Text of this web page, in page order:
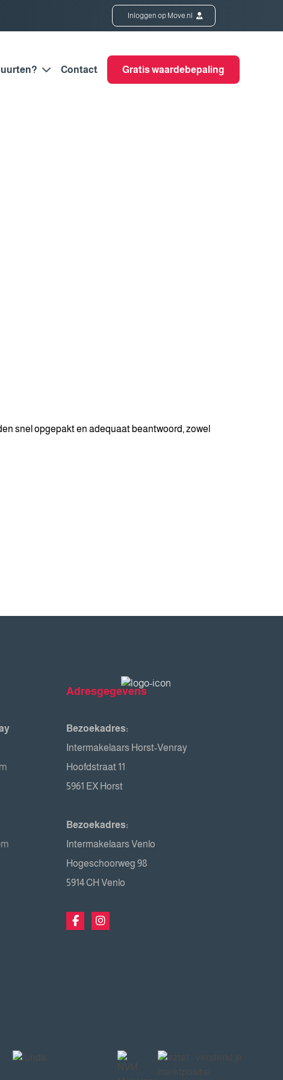
Inloggen op Move.nl
Contact Gratis waardebepaling
snel opgepakt en adequaat beantwoord, zowel
Adresgegevens
Bezoekadres:
Intermakelaars Horst-Venray
Hoofdstraat 11
5961 EX Horst
Bezoekadres:
Intermakelaars Venlo
Hogeschoorweg 98
5914 CH Venlo